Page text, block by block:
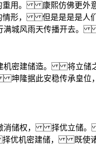
重用。 康熙仿佛更
形， 但是是是是人
满城风雨天传播开去
建储造。 将立储之
此安稳传承皇位，
消储权， 择优立
择优机密建储， 既